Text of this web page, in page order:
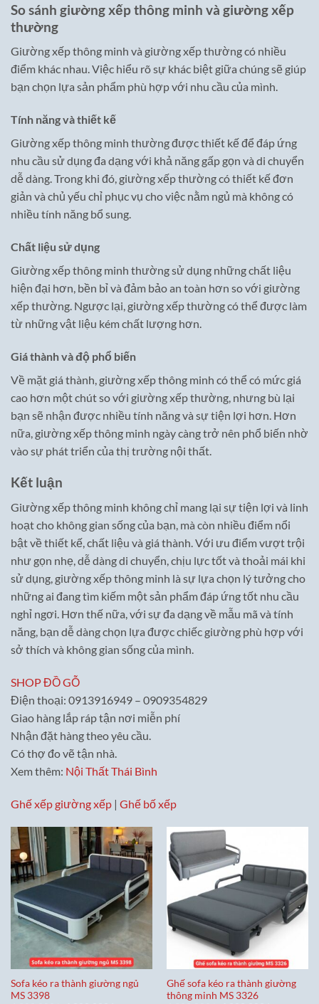
So sánh giường xếp thông minh và giường xếp
thường
Giường xếp thông minh và giường xếp thường có nhiều
điểm khác nhau. Việc hiểu rõ sự khác biệt giữa chúng sẽ giúp
bạn chọn lựa sản phẩm phù hợp với nhu cầu của mình.
Tính năng và thiết kế
Giường xếp thông minh thường được thiết kế để đáp ứng
nhu cầu sử dụng đa dạng với khả năng gấp gọn và di chuyển
dễ dàng. Trong khi đó, giường xếp thường có thiết kế đơn
giản và chủ yếu chỉ phục vụ cho việc nằm ngủ mà không có
nhiều tính năng bổ sung.
Chất liệu sử dụng
Giường xếp thông minh thường sử dụng những chất liệu
hiện đại hơn, bền bỉ và đảm bảo an toàn hơn so với giường
xếp thường. Ngược lại, giường xếp thường có thể được làm
từ những vật liệu kém chất lượng hơn.
Giá thành và độ phổ biến
Về mặt giá thành, giường xếp thông minh có thể có mức giá
cao hơn một chút so với giường xếp thường, nhưng bù lại
bạn sẽ nhận được nhiều tính năng và sự tiện lợi hơn. Hơn
nữa, giường xếp thông minh ngày càng trở nên phổ biến nhờ
vào sự phát triển của thị trường nội thất.
Kết luận
Giường xếp thông minh không chỉ mang lại sự tiện lợi và linh
hoạt cho không gian sống của bạn, mà còn nhiều điểm nổi
bật về thiết kế, chất liệu và giá thành. Với ưu điểm vượt trội
như gọn nhẹ, dễ dàng di chuyển, chịu lực tốt và thoải mái khi
sử dụng, giường xếp thông minh là sự lựa chọn lý tưởng cho
những ai đang tìm kiếm một sản phẩm đáp ứng tốt nhu cầu
nghỉ ngơi. Hơn thế nữa, với sự đa dạng về mẫu mã và tính
năng, bạn dễ dàng chọn lựa được chiếc giường phù hợp với
sở thích và không gian sống của mình.
SHOP ĐỒ GỖ
Điện thoại: 0913916949 – 0909354829
Giao hàng lắp ráp tận nơi miễn phí
Nhận đặt hàng theo yêu cầu.
Có thợ đo vẽ tận nhà.
Xem thêm: Nội Thất Thái Bình
Ghế xếp giường xếp | Ghế bố xếp
Sofa kéo ra thành giường ngủ
MS 3398
Ghế sofa kéo ra thành giường
thông minh MS 3326